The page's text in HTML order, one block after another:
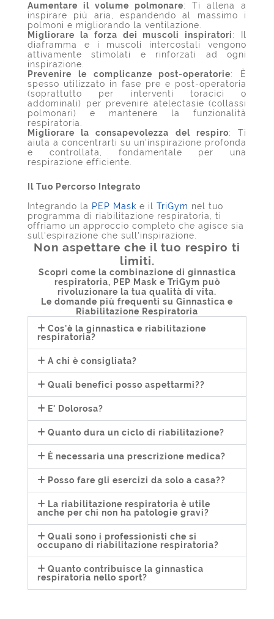
Aumentare il volume polmonare: Ti allena a
inspirare più aria, espandendo al massimo i
polmoni e migliorando la ventilazione.
Migliorare la forza dei muscoli inspiratori: Il
diaframma e i muscoli intercostali vengono
attivamente stimolati e rinforzati ad ogni
inspirazione.
Prevenire le complicanze post-operatorie: È
spesso utilizzato in fase pre e post-operatoria
(soprattutto per interventi toracici o
addominali) per prevenire atelectasie (collassi
polmonari) e mantenere la funzionalità
respiratoria.
Migliorare la consapevolezza del respiro: Ti
aiuta a concentrarti su un'inspirazione profonda
e controllata, fondamentale per una
respirazione efficiente.
Il Tuo Percorso Integrato
Integrando la PEP Mask e il TriGym nel tuo
programma di riabilitazione respiratoria, ti
offriamo un approccio completo che agisce sia
sull'espirazione che sull'inspirazione.
Non aspettare che il tuo respiro ti
limiti.
Scopri come la combinazione di ginnastica
respiratoria, PEP Mask e TriGym può
rivoluzionare la tua qualità di vita.
Le domande più frequenti su Ginnastica e
Riabilitazione Respiratoria
Cos'è la ginnastica e riabilitazione
respiratoria?
A chi è consigliata?
Quali benefici posso aspettarmi??
E' Dolorosa?
Quanto dura un ciclo di riabilitazione?
È necessaria una prescrizione medica?
Posso fare gli esercizi da solo a casa??
La riabilitazione respiratoria è utile
anche per chi non ha patologie gravi?
Quali sono i professionisti che si
occupano di riabilitazione respiratoria?
Quanto contribuisce la ginnastica
respiratoria nello sport?